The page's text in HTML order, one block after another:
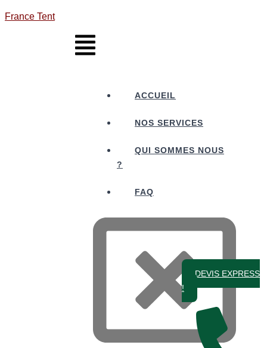
France Tent
ACCUEIL
NOS SERVICES
QUI SOMMES NOUS
?
FAQ
DEVIS EXPRESS
!